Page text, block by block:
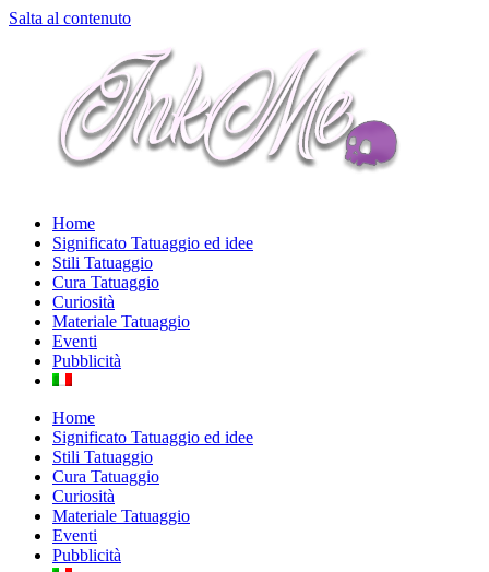
Salta al contenuto
Home
Significato Tatuaggio ed idee
Stili Tatuaggio
Cura Tatuaggio
Curiosità
Materiale Tatuaggio
Eventi
Pubblicità
Home
Significato Tatuaggio ed idee
Stili Tatuaggio
Cura Tatuaggio
Curiosità
Materiale Tatuaggio
Eventi
Pubblicità